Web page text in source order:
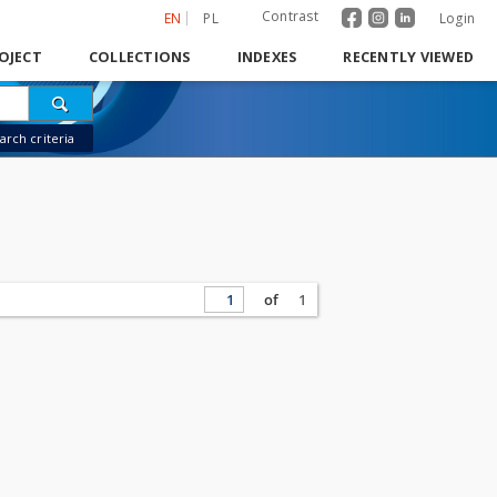
EN PL Contrast Login
COLLECTIONS INDEXES RECENTLY VIEWED
criteria
of 1